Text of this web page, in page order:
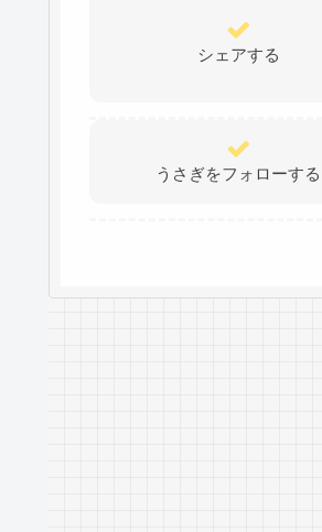
シェアする
うさぎをフォローする